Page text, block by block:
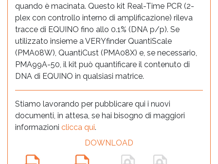
quando è macinata. Questo kit Real-Time PCR (2-
plex con controllo interno di amplificazione) rileva
tracce di EQUINO fino allo 0.1% (DNA p/p). Se
utilizzato insieme a VERYfinder QuantiScale
(PMA08W), QuantiCust (PMA08X) e, se necessario,
PMA99A-50, il kit può quantificare il contenuto di
DNA di EQUINO in qualsiasi matrice.
Stiamo lavorando per pubblicare qui i nuovi
documenti, in attesa, se hai bisogno di maggiori
informazioni clicca qui.
DOWNLOAD